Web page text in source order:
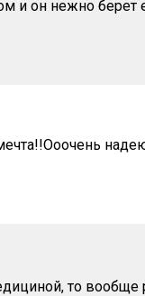
и он нежно берет
то вообще